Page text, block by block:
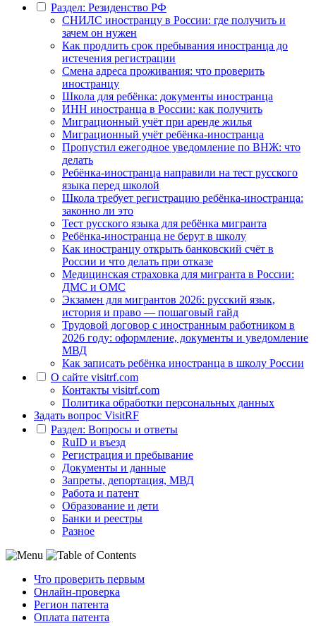
Раздел: Резиденство РФ
СНИЛС иностранцу в России: где получить и
зачем он нужен
Как продлить срок пребывания иностранца до
истечения регистрации
Смена адреса проживания: что проверить
иностранцу
Школа для ребёнка: документы иностранца
ИНН иностранца в России: как получить
Миграционный учёт при аренде жилья
Миграционный учёт ребёнка-иностранца
Пропустил ежегодное уведомление по ВНЖ: что
делать
Ребёнка-иностранца направили на тест русского
языка перед школой
Школа требует регистрацию ребёнка-иностранца:
законно ли это
Тест русского языка для ребёнка мигранта
Ребёнка-иностранца не берут в школу
Как иностранцу открыть банковский счёт в
России и что делать при отказе
Медицинская страховка для мигранта в России:
ДМС и ОМС
Экзамен для мигрантов 2026: русский язык,
история и право — пошаговый гайд
Трудовой договор с иностранным работником в
2026 году: оформление, документы и уведомление
МВД
Как записать ребёнка иностранца в школу России
О сайте visitrf.com
Контакты visitrf.com
Политика обработки персональных данных
Задать вопрос VisitRF
Раздел: Вопросы и ответы
RuID и въезд
Регистрация и пребывание
Документы и данные
Запреты, депортация, МВД
Работа и патент
Образование и дети
Банки и реестры
Разное
Что проверить первым
Онлайн-проверка
Регион патента
Оплата патента